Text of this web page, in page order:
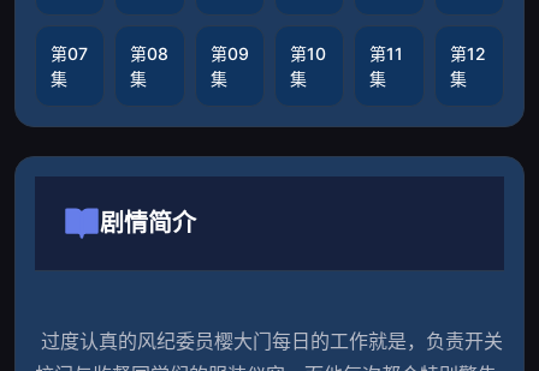
第07
集
第08
集
第09
集
第10
集
第11
集
第12
集
剧情简介
过度认真的风纪委员樱大门每日的工作就是，负责开关